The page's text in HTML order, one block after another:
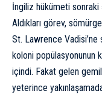
İngiliz hükümeti
Aldıkları görev,
St. Lawrence Vadisi’ne
koloni popülasyonunun
içindi. Fakat gelen
yeterince